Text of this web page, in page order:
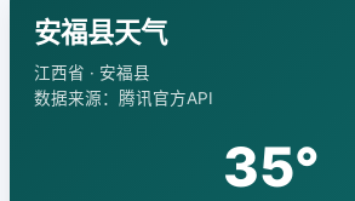
安福县天气
江西省 · 安福县
数据来源：腾讯官方API
35°